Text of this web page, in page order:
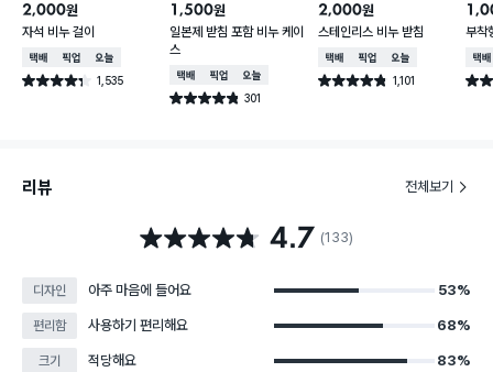
2,000원
자석 비누 걸이
택배배송매장픽업오늘배송
별점 4.3점 1,535
건 작성
1,500원
일본제 받침 포함 비누 케이
스
택배배송매장픽업오늘배송
별점 4.8점 301
건 작성
2,000원
스테인리스 비누 받침
택배배송매장픽업오늘배송
별점 4.8점 1,101
건 작성
부착
택배
별점
리뷰 전체보기
별점 4.7점 4.7 (133)
디자인 아주 마음에 들어요 53%
편리함 사용하기 편리해요 68%
크기 적당해요 83%